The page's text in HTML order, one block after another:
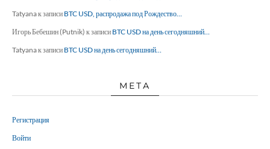
Tatyanaк записи BTC USD, распродажа под Рождество…
Игорь Бебешин (Putnik) к записи BTC USD на день сегодняшний…
Tatyanaк записи BTC USD на день сегодняшний…
МЕТА
Регистрация
Войти